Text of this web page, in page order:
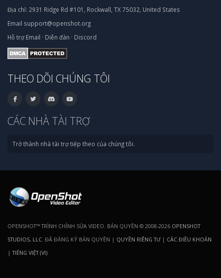
Địa chỉ: 2931 Ridge Rd #101, Rockwall, TX 75032, United States
Email support@openshot.org
Hỗ trợ Email · Diễn đàn · Discord
THEO DÕI CHÚNG TÔI
CÁC NHÀ TÀI TRỢ
Trở thành nhà tài trợ tiếp theo của chúng tôi.
OPENSHOT™ TRÌNH CHỈNH SỬA VIDEO. BẢN QUYỀN © 2008-2026 OPENSHOT
STUDIOS, LLC . ĐÃ ĐĂNG KÝ BẢN QUYỀN | QUYỀN RIÊNG TƯ| CÁC ĐIỀU KHOẢN
|TIẾNG VIỆT (VI)